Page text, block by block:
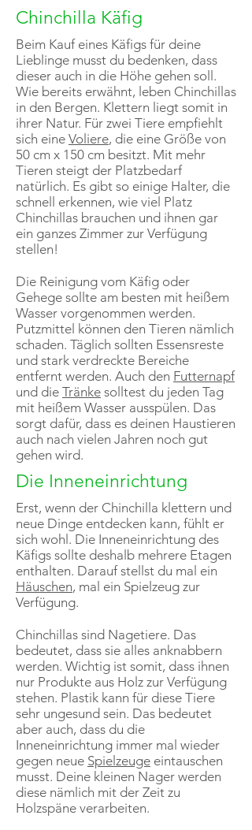
Chinchilla Käfig
Beim Kauf eines Käfigs für deine
Lieblinge musst du bedenken, dass
dieser auch in die Höhe gehen soll.
Wie bereits erwähnt, leben Chinchillas
in den Bergen. Klettern liegt somit in
ihrer Natur. Für zwei Tiere empfiehlt
sich eine Voliere, die eine Größe von
50 cm x 150 cm besitzt. Mit mehr
Tieren steigt der Platzbedarf
natürlich. Es gibt so einige Halter, die
schnell erkennen, wie viel Platz
Chinchillas brauchen und ihnen gar
ein ganzes Zimmer zur Verfügung
stellen!
Die Reinigung vom Käfig oder
Gehege sollte am besten mit heißem
Wasser vorgenommen werden.
Putzmittel können den Tieren nämlich
schaden. Täglich sollten Essensreste
und stark verdreckte Bereiche
entfernt werden. Auch den Futternapf
und die Tränke solltest du jeden Tag
mit heißem Wasser ausspülen. Das
sorgt dafür, dass es deinen Haustieren
auch nach vielen Jahren noch gut
gehen wird.
Die Inneneinrichtung
Erst, wenn der Chinchilla klettern und
neue Dinge entdecken kann, fühlt er
sich wohl. Die Inneneinrichtung des
Käfigs sollte deshalb mehrere Etagen
enthalten. Darauf stellst du mal ein
Häuschen, mal ein Spielzeug zur
Verfügung.
Chinchillas sind Nagetiere. Das
bedeutet, dass sie alles anknabbern
werden. Wichtig ist somit, dass ihnen
nur Produkte aus Holz zur Verfügung
stehen. Plastik kann für diese Tiere
sehr ungesund sein. Das bedeutet
aber auch, dass du die
Inneneinrichtung immer mal wieder
gegen neue Spielzeuge eintauschen
musst. Deine kleinen Nager werden
diese nämlich mit der Zeit zu
Holzspäne verarbeiten.